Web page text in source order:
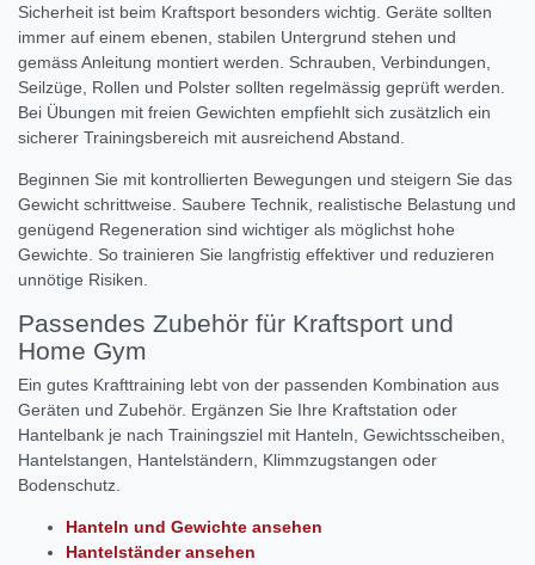
Sicherheit ist beim Kraftsport besonders wichtig. Geräte sollten
immer auf einem ebenen, stabilen Untergrund stehen und
gemäss Anleitung montiert werden. Schrauben, Verbindungen,
Seilzüge, Rollen und Polster sollten regelmässig geprüft werden.
Bei Übungen mit freien Gewichten empfiehlt sich zusätzlich ein
sicherer Trainingsbereich mit ausreichend Abstand.
Beginnen Sie mit kontrollierten Bewegungen und steigern Sie das
Gewicht schrittweise. Saubere Technik, realistische Belastung und
genügend Regeneration sind wichtiger als möglichst hohe
Gewichte. So trainieren Sie langfristig effektiver und reduzieren
unnötige Risiken.
Passendes Zubehör für Kraftsport und
Home Gym
Ein gutes Krafttraining lebt von der passenden Kombination aus
Geräten und Zubehör. Ergänzen Sie Ihre Kraftstation oder
Hantelbank je nach Trainingsziel mit Hanteln, Gewichtsscheiben,
Hantelstangen, Hantelständern, Klimmzugstangen oder
Bodenschutz.
Hanteln und Gewichte ansehen
Hantelständer ansehen